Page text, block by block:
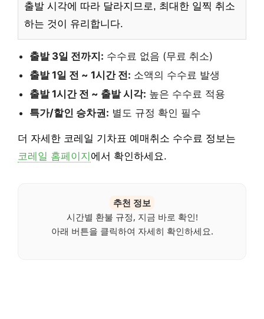
출발 시각에 따라 달라지므로, 최대한 일찍 취소
하는 것이 유리합니다.
출발 3일 전까지: 수수료 없음 (무료 취소)
출발 1일 전 ~ 1시간 전: 소액의 수수료 발생
출발 1시간 전 ~ 출발 시각: 높은 수수료 적용
특가/할인 승차권: 별도 규정 확인 필수
더 자세한 코레일 기차표 예매취소 수수료 정보는
코레일 홈페이지 에서 확인하세요.
추천 정보
시간별 환불 규정, 지금 바로 확인!
아래 버튼을 클릭하여 자세히 확인하세요.